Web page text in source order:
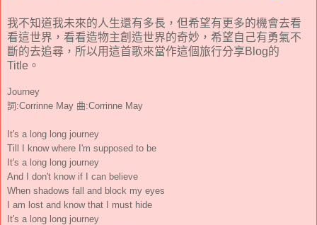
我不知道我未來的人生還有多長，但希望有更多的機會去看
看這世界，看看造物主創造世界的奇妙，希望自己有勇氣不
斷的去追尋，所以用這首歌來當作這個旅行分享Blog的
Title。
Journey
詞:Corrinne May 曲:Corrinne May
It's a long long journey
Till I know where I'm supposed to be
It's a long long journey
And I don't know if I can believe
When shadows fall and block my eyes
I am lost and know that I must hide
It's a long long journey